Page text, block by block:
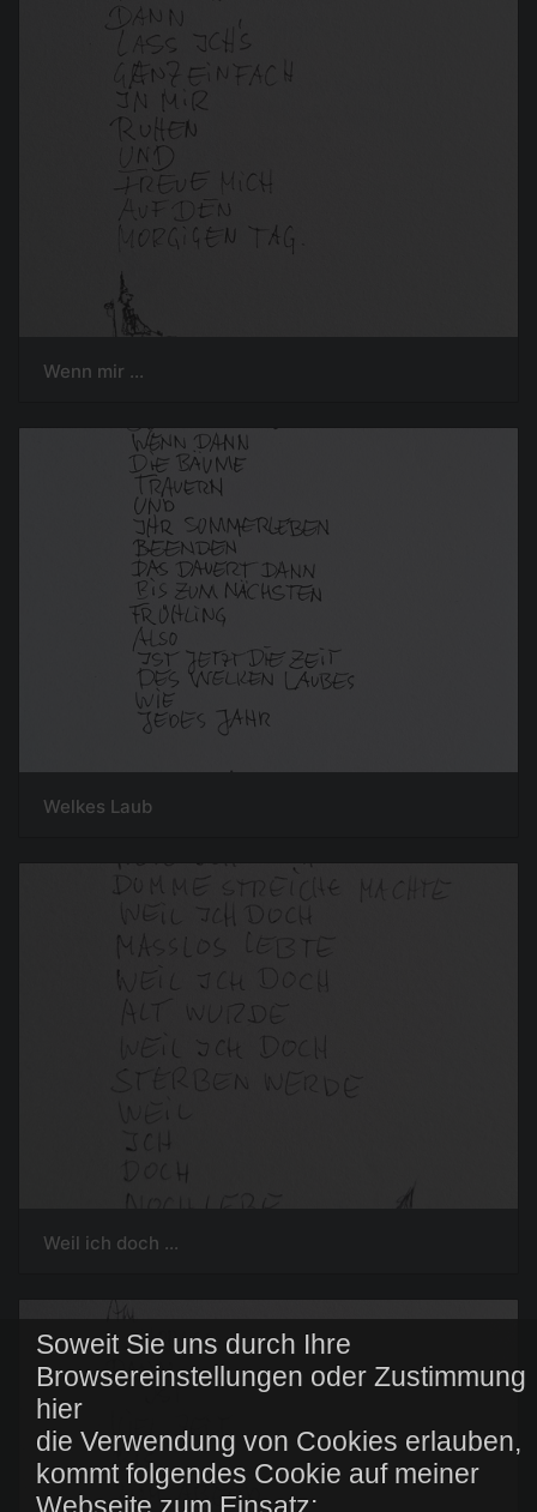
Soweit Sie uns durch Ihre
Browsereinstellungen oder Zustimmung
hier
die Verwendung von Cookies erlauben,
kommt folgendes Cookie auf meiner
Wenn mir ...
Welkes Laub
Weil ich doch ...